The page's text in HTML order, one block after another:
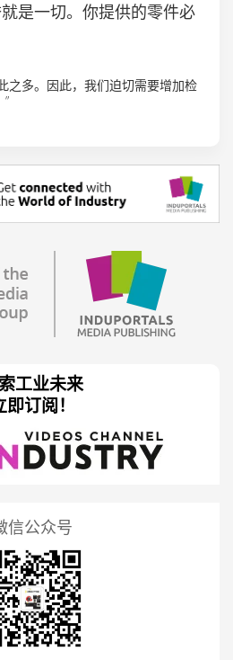
是一切。你提供的零件必
之多。因此，我们迫切需要增加检
工业未来
即订阅！
信公众号